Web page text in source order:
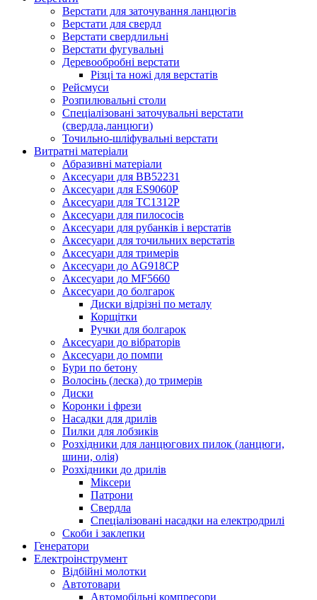
Верстати для заточування ланцюгів
Верстати для свердл
Верстати свердлильні
Верстати фугувальні
Деревообробні верстати
Різці та ножі для верстатів
Рейсмуси
Розпилювальні столи
Спеціалізовані заточувальні верстати
(свердла,ланцюги)
Точильно-шліфувальні верстати
Витратні матеріали
Абразивні матеріали
Аксесуари для BB52231
Аксесуари для ES9060P
Аксесуари для TC1312P
Аксесуари для пилососів
Аксесуари для рубанків і верстатів
Аксесуари для точильних верстатів
Аксесуари для тримерів
Аксесуари до AG918CP
Аксесуари до MF5660
Аксесуари до болгарок
Диски відрізні по металу
Корщітки
Ручки для болгарок
Аксесуари до вібраторів
Аксесуари до помпи
Бури по бетону
Волосінь (леска) до тримерів
Диски
Коронки і фрези
Насадки для дрилів
Пилки для лобзиків
Розхідники для ланцюгових пилок (ланцюги,
шини, олія)
Розхідники до дрилів
Міксери
Патрони
Свердла
Спеціалізовані насадки на електродрилі
Скоби і заклепки
Генератори
Електроінструмент
Bідбійні молотки
Автотовари
Автомобільні компресори